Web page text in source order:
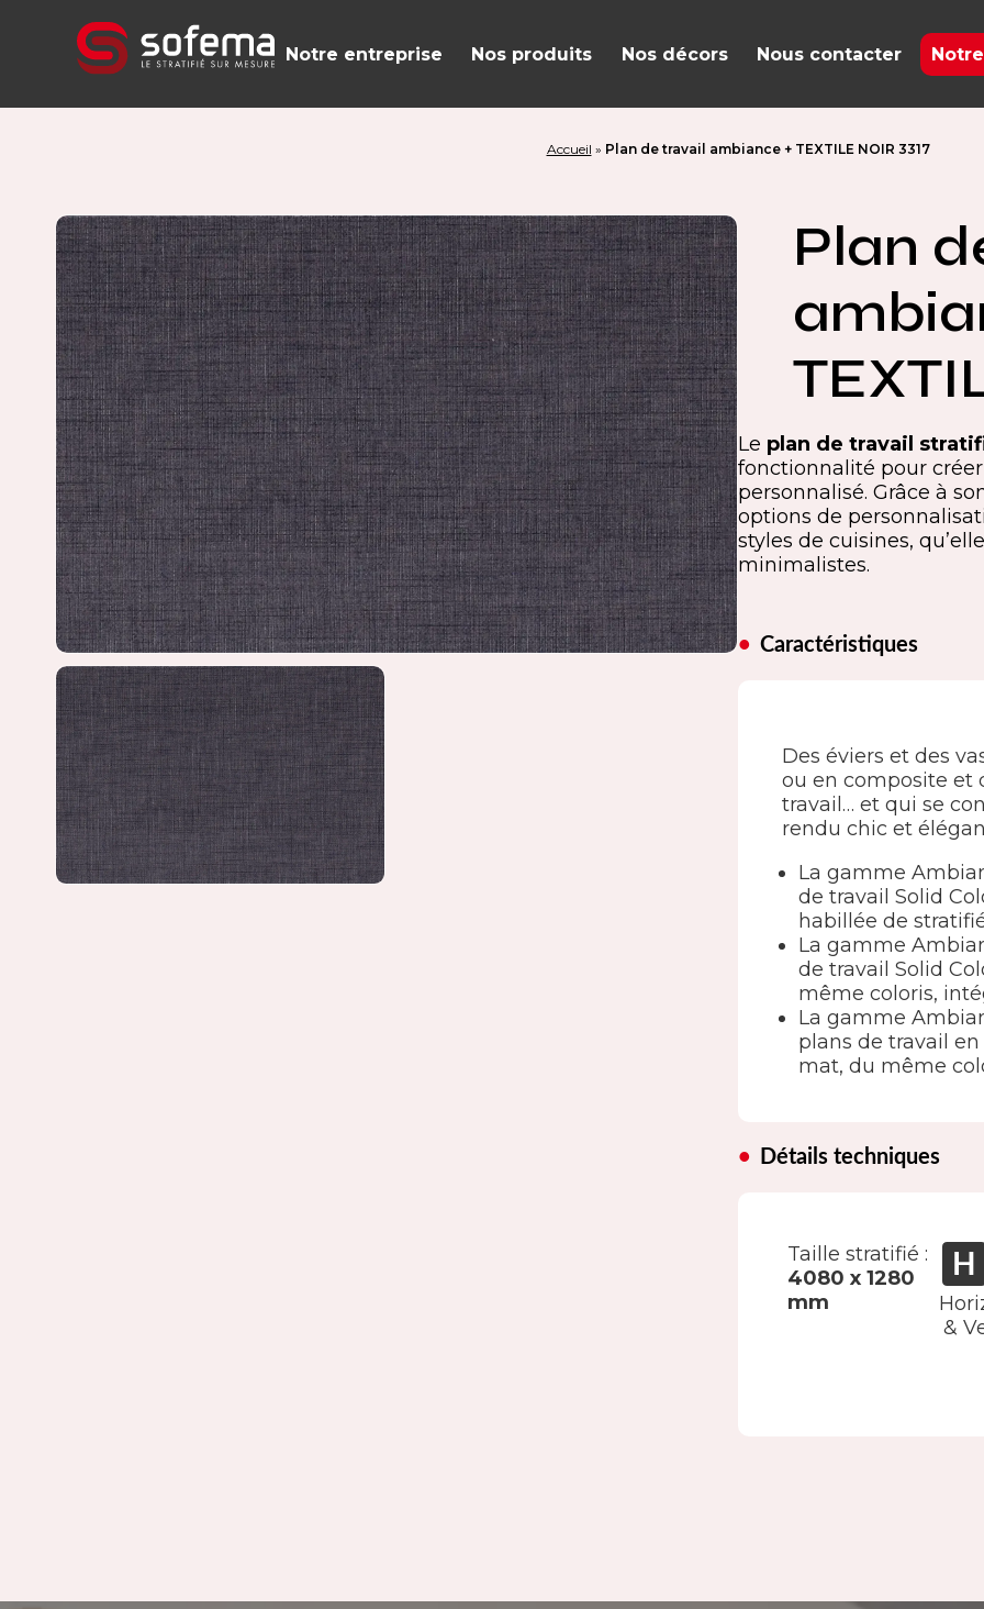
Notre entreprise Nos produits Nos décors Nous contacter
Accueil » Plan de travail ambiance + TEXTILE NOIR 3317
Plan
Le plan de travail
fonctionnalité pour
personnalisé. Grâce à
options de
styles de cuisines,
minimalistes.
Caractéristiques
Des éviers et des
ou en composite et
travail… et qui se
rendu chic et
La gamme
de travail Solid
habillée de
La gamme
de travail Solid
même coloris,
La gamme
plans de travail
mat, du même
Détails techniques
Taille stratifié :
4080 x 1280
mm
&